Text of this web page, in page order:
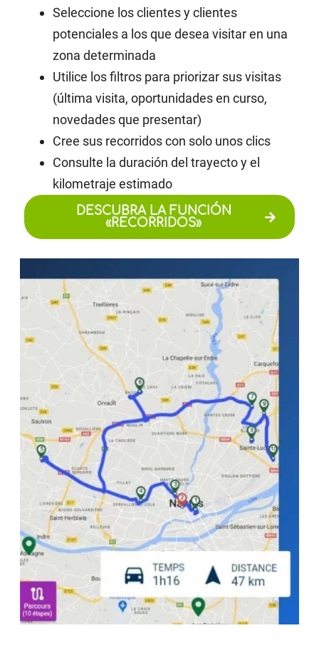
Seleccione los clientes y clientes
potenciales a los que desea visitar en una
zona determinada
Utilice los filtros para priorizar sus visitas
(última visita, oportunidades en curso,
novedades que presentar)
Cree sus recorridos con solo unos clics
Consulte la duración del trayecto y el
kilometraje estimado
DESCUBRA LA FUNCIÓN
«RECORRIDOS»